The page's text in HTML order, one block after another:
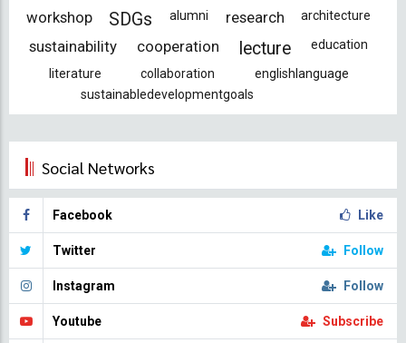
workshop SDGs alumni research architecture
sustainability cooperation lecture
education
literature
collaboration
englishlanguage
sustainabledevelopmentgoals
Social Networks
Facebook Like
Twitter Follow
Instagram Follow
Youtube Subscribe